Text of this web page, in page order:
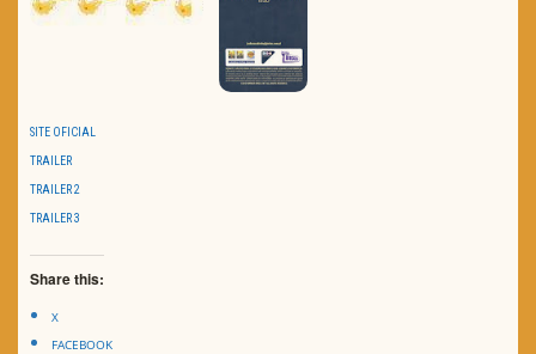
SITE OFICIAL
TRAILER
TRAILER 2
TRAILER 3
Share this:
X
FACEBOOK